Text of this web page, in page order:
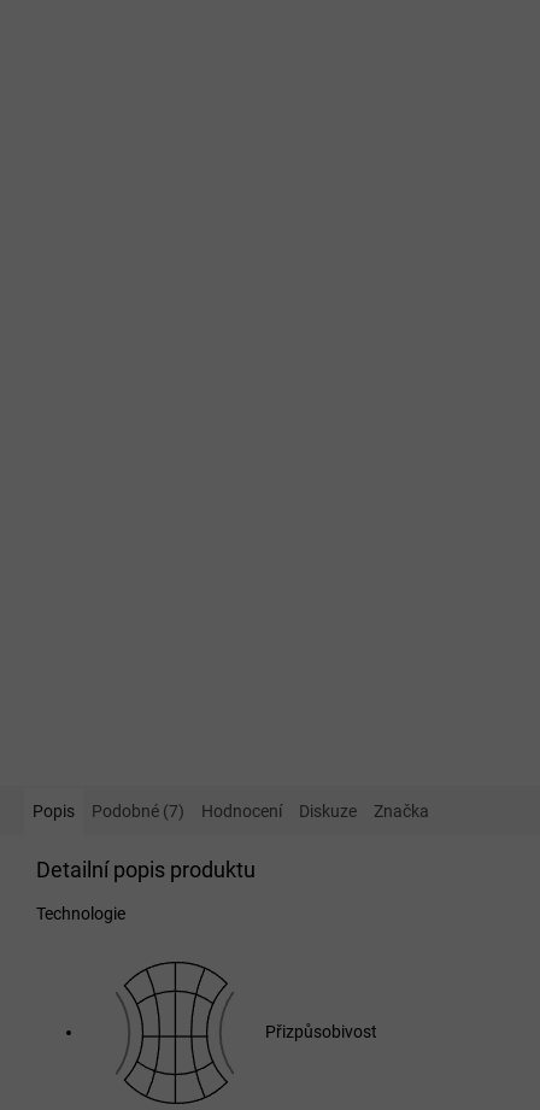
Popis Podobné (7) Hodnocení Diskuze Značka
Detailní popis produktu
Technologie
Přizpůsobivost